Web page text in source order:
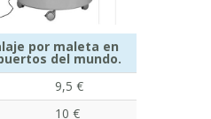
por maleta en
del mundo.
9,5 €
10 €